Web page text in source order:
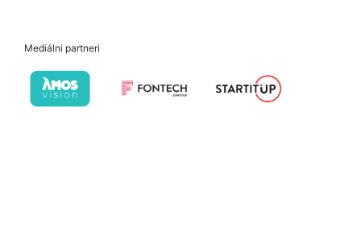
Mediálni partneri